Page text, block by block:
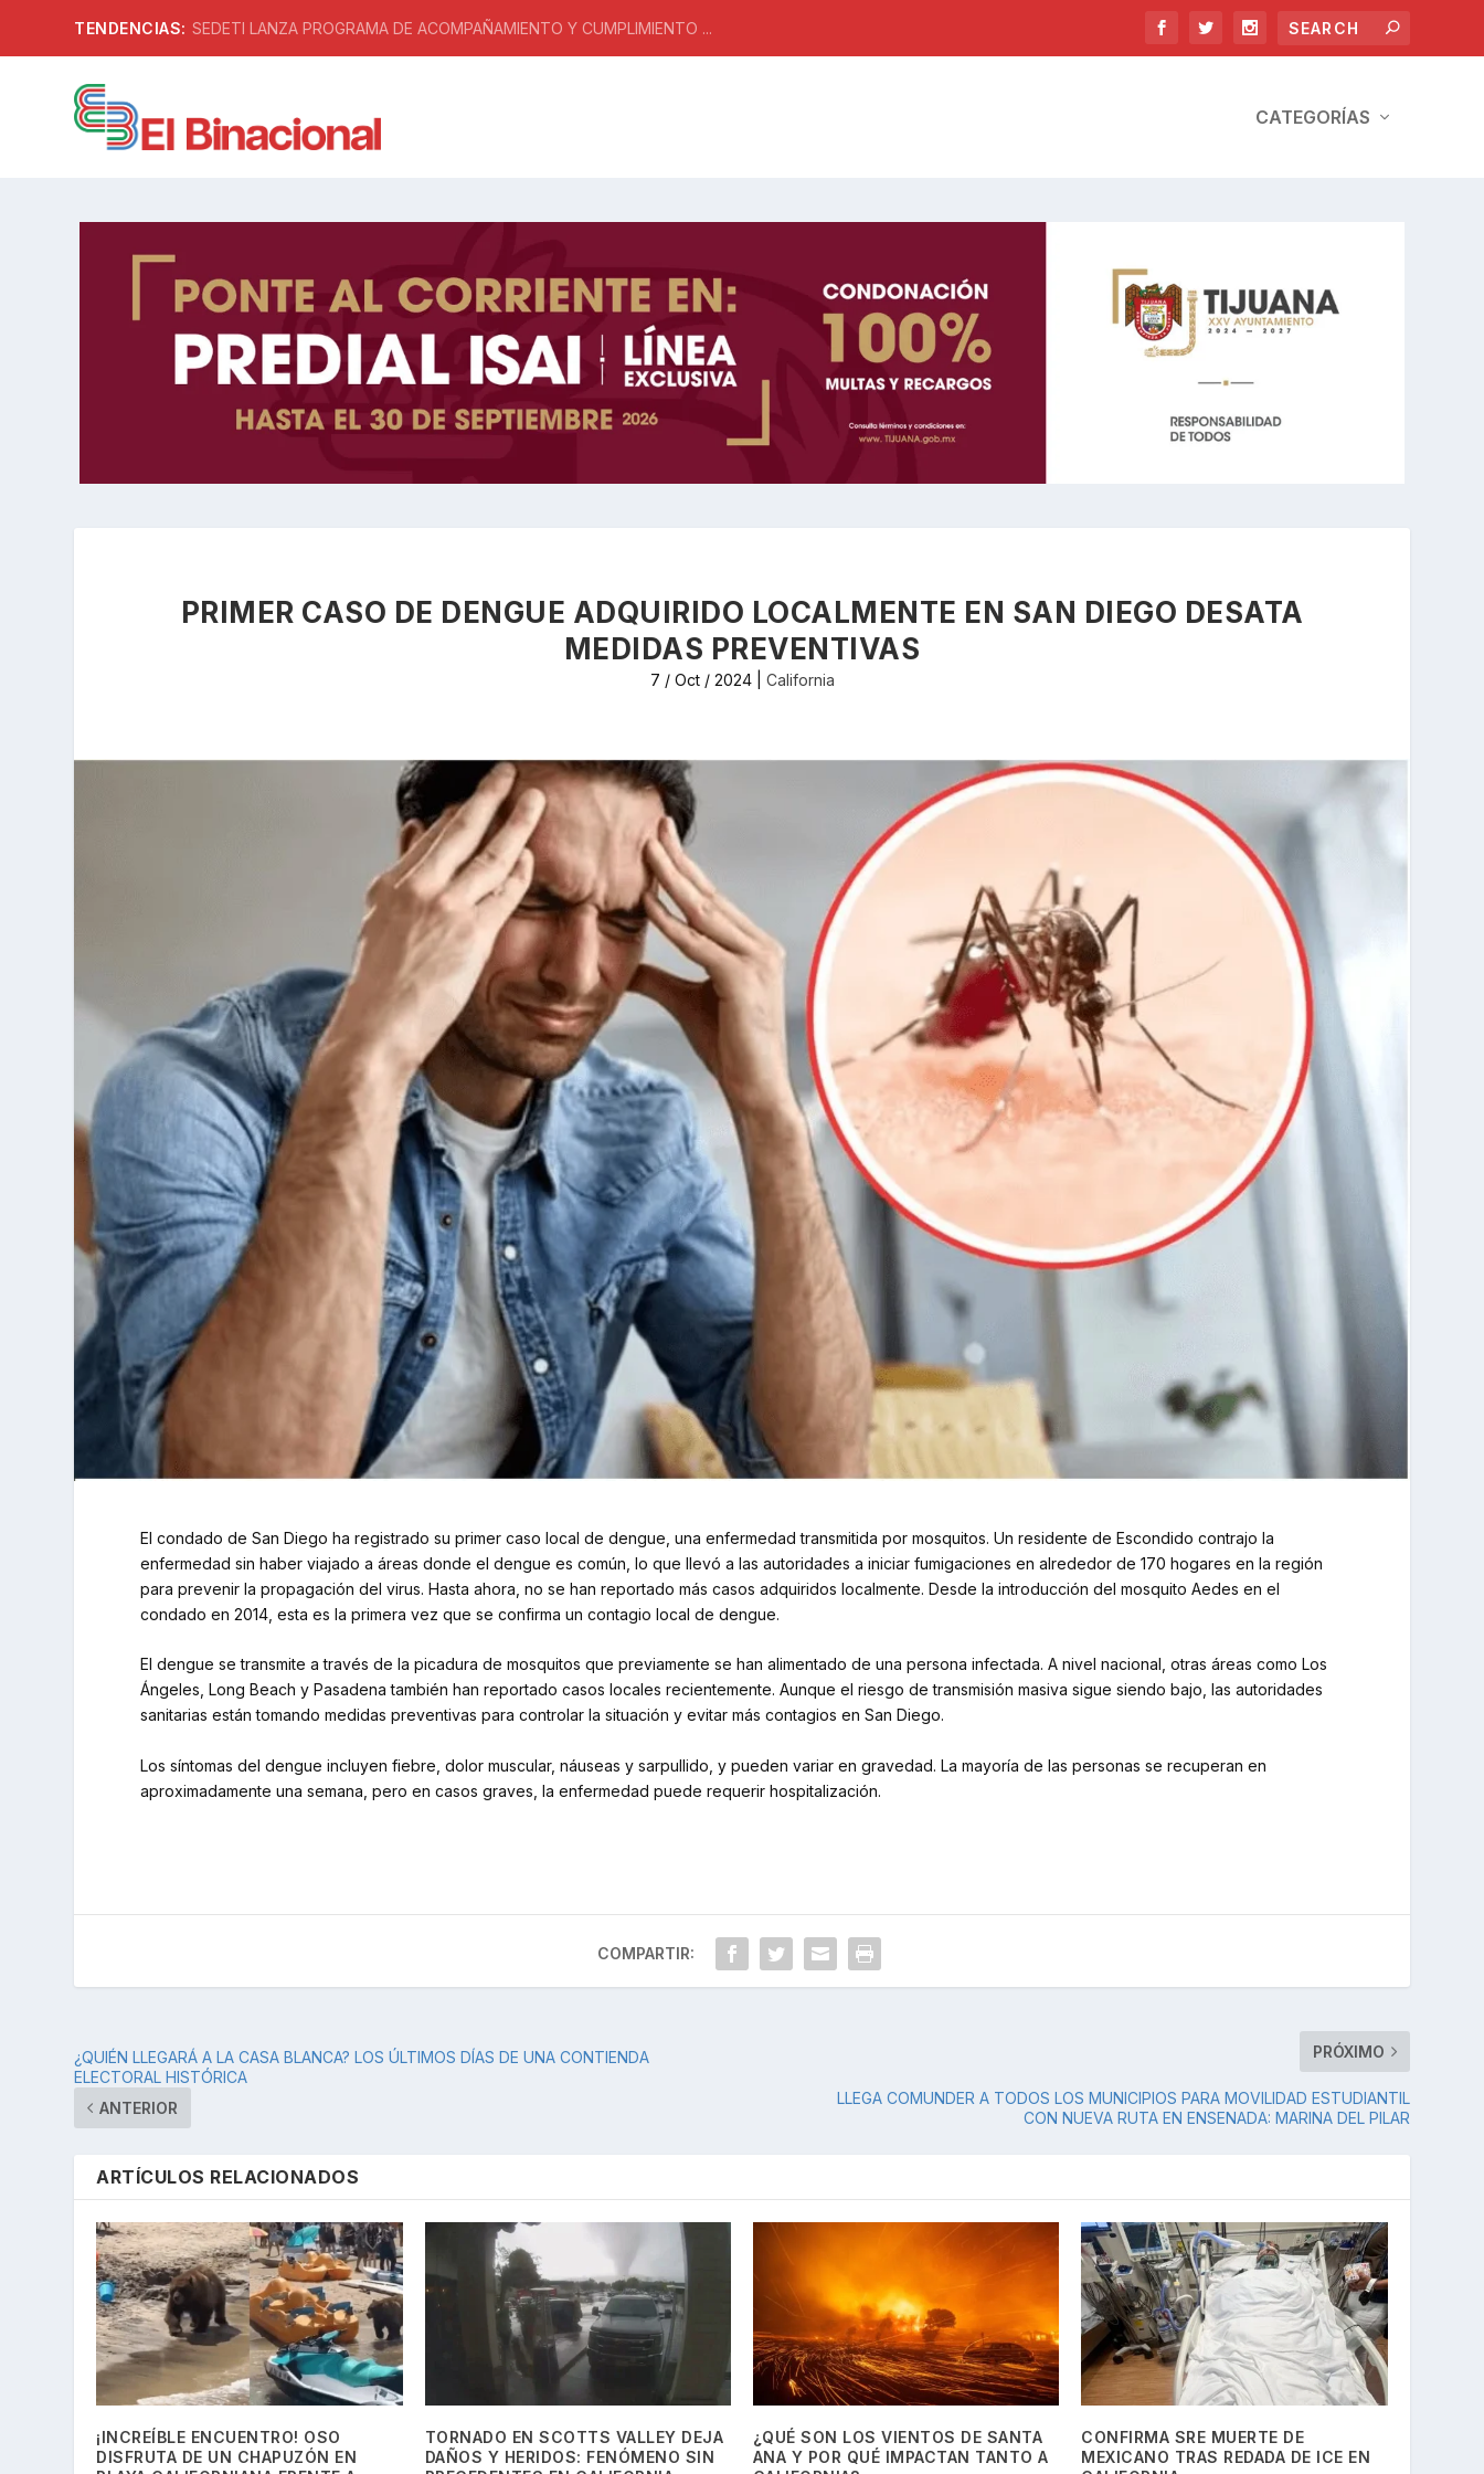
TENDENCIAS: SEDETI LANZA PROGRAMA DE ACOMPAÑAMIENTO Y CUMPLIMIENTO ...
CATEGORÍAS
PRIMER CASO DE DENGUE ADQUIRIDO LOCALMENTE EN SAN DIEGO DESATA
MEDIDAS PREVENTIVAS
7 / Oct / 2024| California
El condado de San Diego ha registrado su primer caso local de dengue, una enfermedad transmitida por mosquitos. Un residente de Escondido contrajo la
enfermedad sin haber viajado a áreas donde el dengue es común, lo que llevó a las autoridades a iniciar fumigaciones en alrededor de 170 hogares en la región
para prevenir la propagación del virus. Hasta ahora, no se han reportado más casos adquiridos localmente. Desde la introducción del mosquito Aedes en el
condado en 2014, esta es la primera vez que se confirma un contagio local de dengue.
El dengue se transmite a través de la picadura de mosquitos que previamente se han alimentado de una persona infectada. A nivel nacional, otras áreas como Los
Ángeles, Long Beach y Pasadena también han reportado casos locales recientemente. Aunque el riesgo de transmisión masiva sigue siendo bajo, las autoridades
sanitarias están tomando medidas preventivas para controlar la situación y evitar más contagios en San Diego.
Los síntomas del dengue incluyen fiebre, dolor muscular, náuseas y sarpullido, y pueden variar en gravedad. La mayoría de las personas se recuperan en
aproximadamente una semana, pero en casos graves, la enfermedad puede requerir hospitalización.
COMPARTIR:
¿QUIÉN LLEGARÁ A LA CASA BLANCA? LOS ÚLTIMOS DÍAS DE UNA CONTIENDA
ELECTORAL HISTÓRICA
ANTERIOR
PRÓXIMO
LLEGA COMUNDER A TODOS LOS MUNICIPIOS PARA MOVILIDAD ESTUDIANTIL
CON NUEVA RUTA EN ENSENADA: MARINA DEL PILAR
ARTÍCULOS RELACIONADOS
¡INCREÍBLE ENCUENTRO! OSO
DISFRUTA DE UN CHAPUZÓN EN
TORNADO EN SCOTTS VALLEY DEJA
DAÑOS Y HERIDOS: FENÓMENO SIN
¿QUÉ SON LOS VIENTOS DE SANTA
ANA Y POR QUÉ IMPACTAN TANTO A
CONFIRMA SRE MUERTE DE
MEXICANO TRAS REDADA DE ICE EN